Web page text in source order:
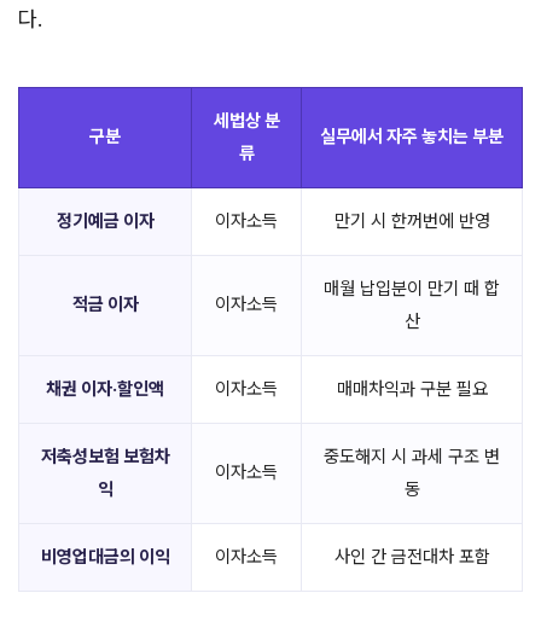
다.
구분
세법상 분
류
실무에서 자주 놓치는 부분
정기예금 이자 이자소득 만기 시 한꺼번에 반영
적금 이자 이자소득
매월 납입분이 만기 때 합
산
채권 이자·할인액 이자소득 매매차익과 구분 필요
저축성보험 보험차
익
이자소득
중도해지 시 과세 구조 변
동
비영업대금의 이익 이자소득 사인 간 금전대차 포함